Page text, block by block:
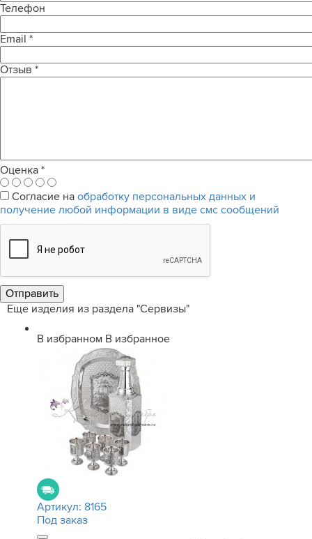
Телефон
Email *
Отзыв *
Оценка *
Согласие на обработку персональных данных и
получение любой информации в виде смс сообщений
Еще изделия из раздела "Сервизы"
В избранном В избранное
Артикул: 8165
Под заказ